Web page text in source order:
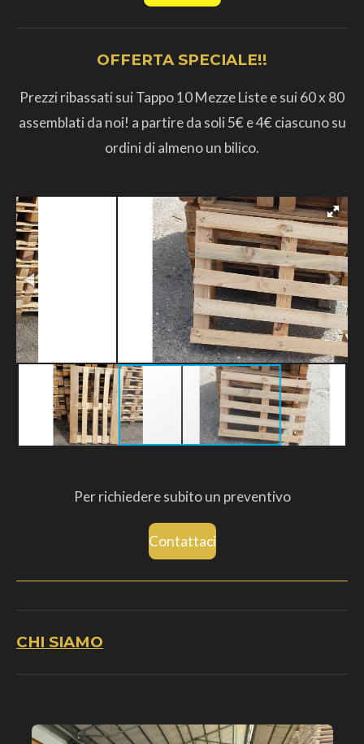
OFFERTA SPECIALE!!
Prezzi ribassati sui Tappo 10 Mezze Liste e sui 60 x 80
assemblati da noi! a partire da soli 5€ e 4€ ciascuno su
ordini di almeno un bilico.
Per richiedere subito un preventivo
Contattaci
CHI SIAMO